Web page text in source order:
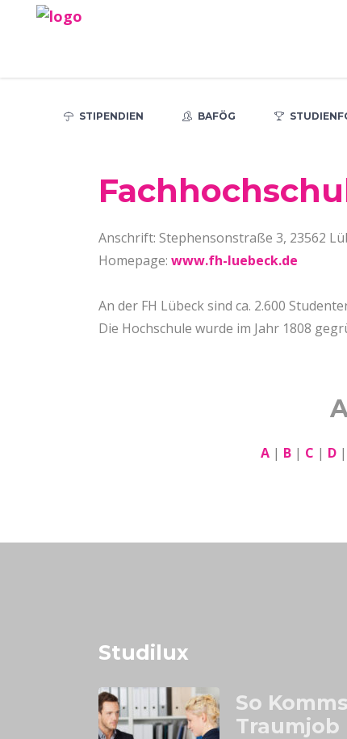
STIPENDIEN BAFÖG
Anschrift: Stephensonstraße 3, 23562
Homepage: www.fh-luebeck.de
An der FH Lübeck sind ca. 2.600
Die Hochschule wurde im Jahr 1808
A| B| C | D|
Studilux
So
Traumjob